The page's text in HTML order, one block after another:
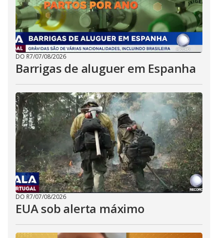
DO R7/07/08/2026
Barrigas de aluguer em Espanha
DO R7/07/08/2026
EUA sob alerta máximo